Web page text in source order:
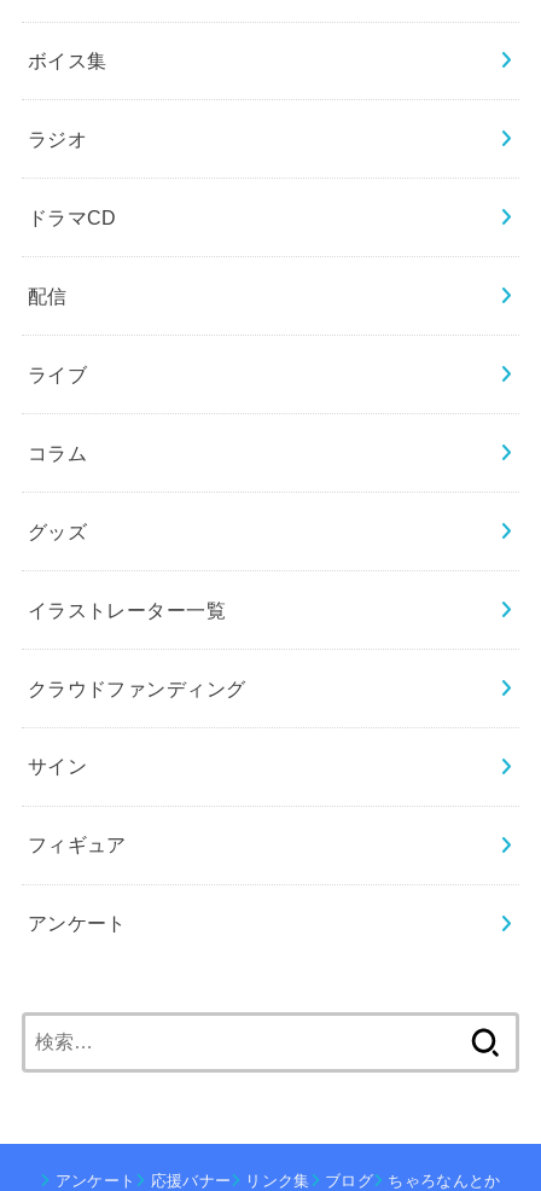
ボイス集
ラジオ
ドラマCD
配信
ライブ
コラム
グッズ
イラストレーター一覧
クラウドファンディング
サイン
フィギュア
アンケート
索:
アンケート 応援バナー リンク集 ブログ ちゃろなんとか